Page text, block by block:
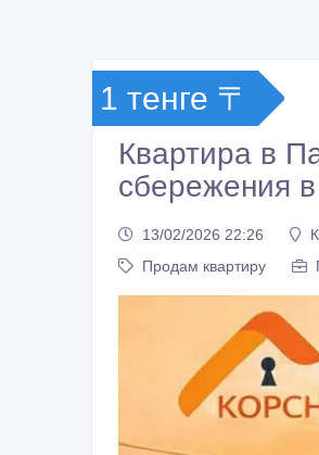
1 тенге 〒
Квартира в
сбережения
13/02/2026 22:26
Продам квартиру